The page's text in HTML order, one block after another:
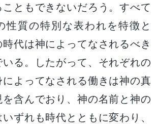
ともできないだろう。すべて
性質の特別な表われを特徴と
時代は神によってなされるべき
る。したがって、それぞれの
よってなされる働きは神の真
含んでおり、神の名前と神の
ずれも時代とともに変わり、